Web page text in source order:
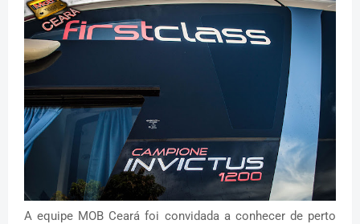
A equipe MOB Ceará foi convidada a conhecer de perto